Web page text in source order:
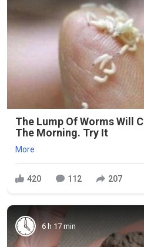
The Lump Of Worms Will
The Morning. Try It
More
420 112 207
6 h 17 min